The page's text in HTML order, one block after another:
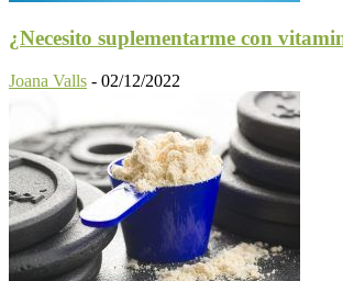
¿Necesito suplementarme con
Joana Valls - 02/12/2022